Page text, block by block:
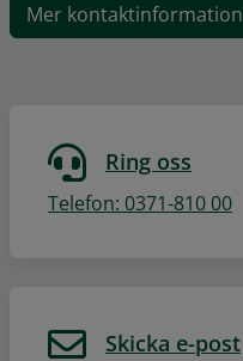
Mer kontaktinformation
Ring oss
Telefon: 0371-810 00
Skicka e-post